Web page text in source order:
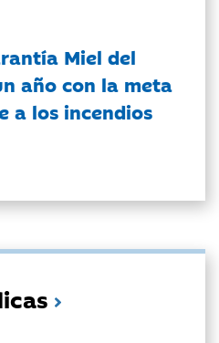
Miel del
año con la meta
a los incendios